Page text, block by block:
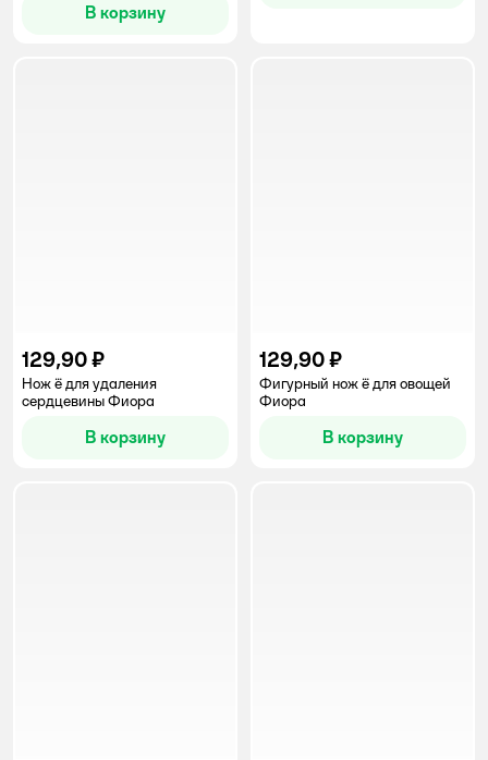
В корзину
129,90 ₽
Нож ё для удаления
сердцевины Фиора
В корзину
129,90 ₽
Фигурный нож ё для овощей
Фиора
В корзину